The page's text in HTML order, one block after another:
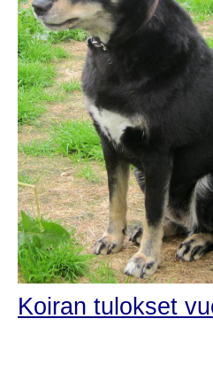
Koiran tulokset